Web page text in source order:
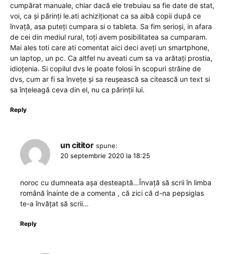
cumpărat manuale, chiar dacă ele trebuiau sa fie date de stat,
voi, ca și părinți le.ati achiziționat ca sa aibă copii după ce
învață, asa puteți cumpara si o tableta. Sa fim serioși, in afara
de cei din mediul rural, toți avem posibilitatea sa cumparam.
Mai ales toti care ati comentat aici deci aveți un smartphone,
un laptop, un pc. Ca altfel nu aveati cum sa va arătați prostia,
idioțenia. Si copilul dvs le poate folosi în scopuri străine de
dvs, cum ar fi sa învețe și sa reușească sa citească un text si
sa înțeleagă ceva din el, nu ca părinții lui.
Reply
un cititor spune:
20 septembrie 2020 la 18:25
noroc cu dumneata așa desteaptă…Învață să scrii în limba
română înainte de a comenta , că zici că d-na pepsiglas
te-a învățat să scrii…
Reply